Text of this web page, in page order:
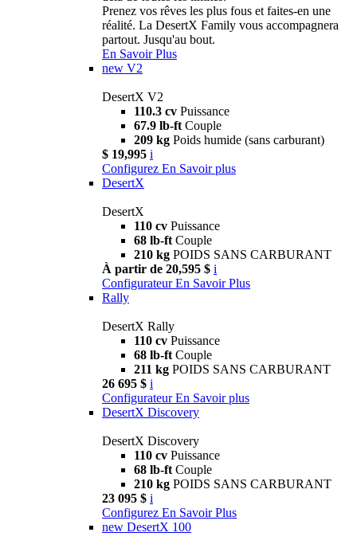
Prenez vos rêves les plus fous et faites-en une
réalité. La DesertX Family vous accompagnera
partout. Jusqu'au bout.
En Savoir Plus
new V2
DesertX V2
110.3 cv Puissance
67.9 lb-ft Couple
209 kg Poids humide (sans carburant)
$ 19,995 i
Configurez En Savoir plus
DesertX
DesertX
110 cv Puissance
68 lb-ft Couple
210 kg POIDS SANS CARBURANT
À partir de 20,595 $ i
Configurateur En Savoir Plus
Rally
DesertX Rally
110 cv Puissance
68 lb-ft Couple
211 kg POIDS SANS CARBURANT
26 695 $ i
Configurateur En Savoir plus
DesertX Discovery
DesertX Discovery
110 cv Puissance
68 lb-ft Couple
210 kg POIDS SANS CARBURANT
23 095 $ i
Configurez En Savoir Plus
new DesertX 100